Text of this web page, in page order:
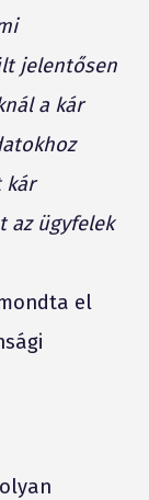
jelentősen
a kár
kár
az ügyfelek
el